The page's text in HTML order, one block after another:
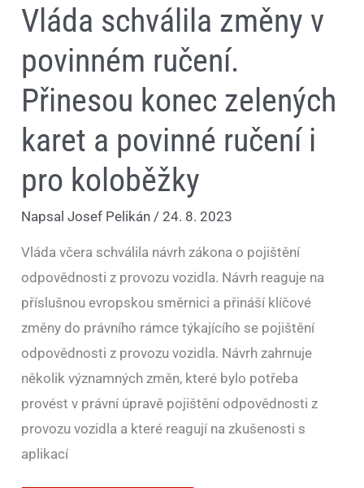
Vláda schválila změny v
povinném ručení.
Přinesou konec zelených
karet a povinné ručení i
pro koloběžky
NapsalJosef Pelikán /24. 8. 2023
Vláda včera schválila návrh zákona o pojištění
odpovědnosti z provozu vozidla. Návrh reaguje na
příslušnou evropskou směrnici a přináší klíčové
změny do právního rámce týkajícího se pojištění
odpovědnosti z provozu vozidla. Návrh zahrnuje
několik významných změn, které bylo potřeba
provést v právní úpravě pojištění odpovědnosti z
provozu vozidla a které reagují na zkušenosti s
aplikací
koloběžky